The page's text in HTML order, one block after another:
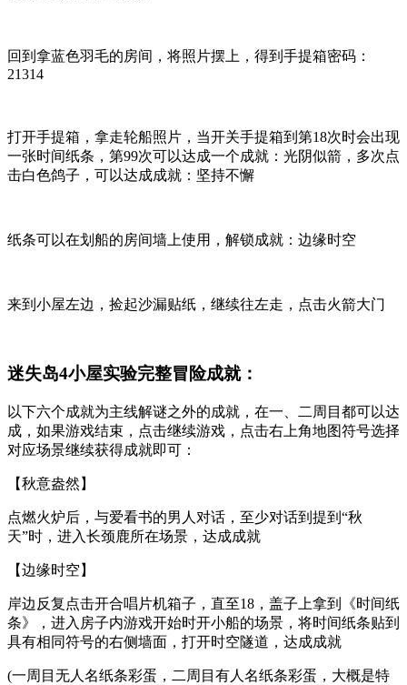
回到拿蓝色羽毛的房间，将照片摆上，得到手提箱密码：
21314
打开手提箱，拿走轮船照片，当开关手提箱到第18次时会出现
一张时间纸条，第99次可以达成一个成就：光阴似箭，多次点
击白色鸽子，可以达成成就：坚持不懈
纸条可以在划船的房间墙上使用，解锁成就：边缘时空
来到小屋左边，捡起沙漏贴纸，继续往左走，点击火箭大门
迷失岛4小屋实验完整冒险成就：
以下六个成就为主线解谜之外的成就，在一、二周目都可以达
成，如果游戏结束，点击继续游戏，点击右上角地图符号选择
对应场景继续获得成就即可：
【秋意盎然】
点燃火炉后，与爱看书的男人对话，至少对话到提到“秋
天”时，进入长颈鹿所在场景，达成成就
【边缘时空】
岸边反复点击开合唱片机箱子，直至18，盖子上拿到《时间纸
条》，进入房子内游戏开始时开小船的场景，将时间纸条贴到
具有相同符号的右侧墙面，打开时空隧道，达成成就
(一周目无人名纸条彩蛋，二周目有人名纸条彩蛋，大概是特